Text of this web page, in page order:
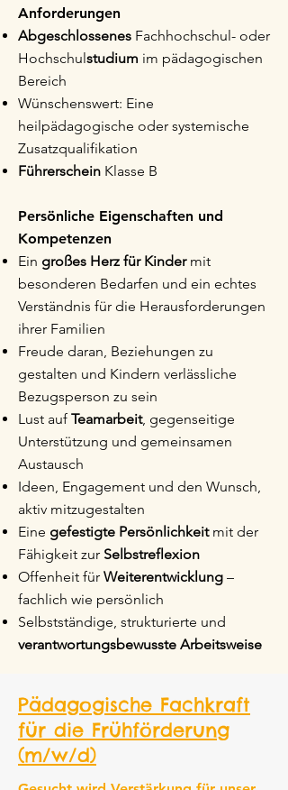
Anforderungen
Abgeschlossenes Fachhochschul- oder
Hochschulstudium im pädagogischen
Bereich
Wünschenswert: Eine
heilpädagogische oder systemische
Zusatzqualifikation
Führerschein Klasse B
Persönliche Eigenschaften und
Kompetenzen
​Ein großes Herz für Kinder mit
besonderen Bedarfen und ein echtes
Verständnis für die Herausforderungen
ihrer Familien
Freude daran, Beziehungen zu
gestalten und Kindern verlässliche
Bezugsperson zu sein
Lust auf Teamarbeit, gegenseitige
Unterstützung und gemeinsamen
Austausch
Ideen, Engagement und den Wunsch,
aktiv mitzugestalten
Eine gefestigte Persönlichkeitmit der
Fähigkeit zur Selbstreflexion
Offenheit für Weiterentwicklung –
fachlich wie persönlich
Selbstständige, strukturierte und
verantwortungsbewusste Arbeitsweise
Pädagogische Fachkraft
für die Frühförderung
(m/w/d)